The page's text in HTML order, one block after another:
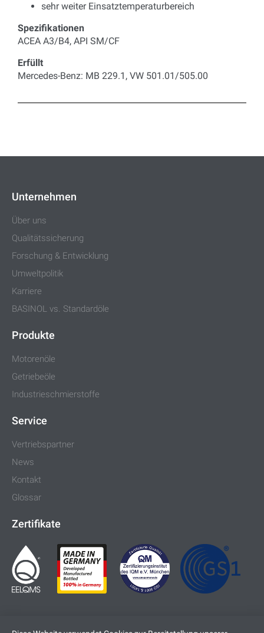
sehr weiter Einsatztemperaturbereich
Spezifikationen
ACEA A3/B4, API SM/CF
Erfüllt
Mercedes-Benz: MB 229.1, VW 501.01/505.00
Unternehmen
Über uns
Qualitätssicherung
Forschung & Entwicklung
Umweltpolitik
Karriere
BASINOL vs. Standardöle
Produkte
Motorenöle
Getriebeöle
Industrieschmierstoffe
Service
Vertriebspartner
News
Kontakt
Glossar
Zertifikate